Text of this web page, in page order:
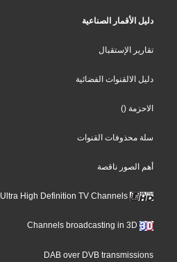
دليل الأقمار الصناعية
تقارير الإستقبال
دليل الالقنوات الفضائية
الاحزمة ()
سلة محذوفات القنوات
أهم الصور ناقصة
Ultra High Definition TV Channels
DAB over DVB transmissions